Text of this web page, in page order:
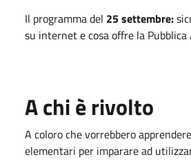
Il programma del 25 settembre:
su internet e cosa offre la
A chi è rivolto
A coloro che vorrebbero
elementari per imparare ad